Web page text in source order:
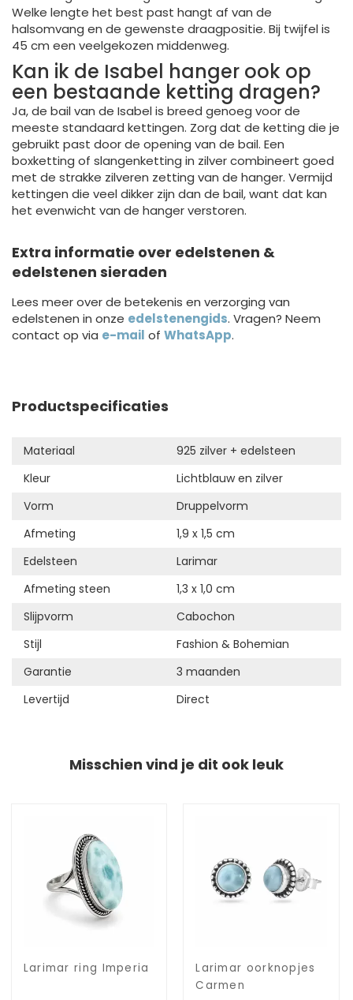
Welke lengte het best past hangt af van de
halsomvang en de gewenste draagpositie. Bij twijfel is
45 cm een veelgekozen middenweg.
Kan ik de Isabel hanger ook op
een bestaande ketting dragen?
Ja, de bail van de Isabel is breed genoeg voor de
meeste standaard kettingen. Zorg dat de ketting die je
gebruikt past door de opening van de bail. Een
boxketting of slangenketting in zilver combineert goed
met de strakke zilveren zetting van de hanger. Vermijd
kettingen die veel dikker zijn dan de bail, want dat kan
het evenwicht van de hanger verstoren.
Extra informatie over edelstenen &
edelstenen sieraden
Lees meer over de betekenis en verzorging van
edelstenen in onze edelstenengids. Vragen? Neem
contact op via e-mail of WhatsApp.
Productspecificaties
Materiaal
925 zilver + edelsteen
Kleur
Lichtblauw en zilver
Vorm
Druppelvorm
Afmeting
1,9 x 1,5 cm
Edelsteen
Larimar
Afmeting steen
1,3 x 1,0 cm
Slijpvorm
Cabochon
Stijl
Fashion & Bohemian
Garantie
3 maanden
Levertijd
Direct
Misschien vind je dit ook leuk
Larimar ring Imperia
Larimar oorknopjes
Carmen